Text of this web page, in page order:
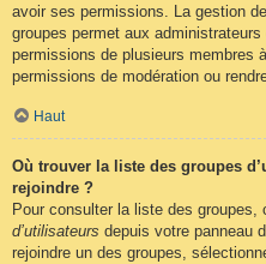
avoir ses permissions. La gestion
groupes permet aux
permissions de plusieurs membres
permissions de modération ou
Haut
Où trouver la liste des groupes
rejoindre ?
Pour consulter la liste des groupes,
d’utilisateurs depuis votre panneau
rejoindre un des groupes,